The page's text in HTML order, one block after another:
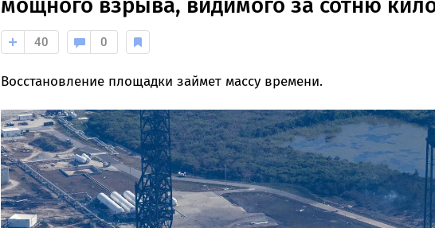
40 0
Восстановление площадки займет массу времени.